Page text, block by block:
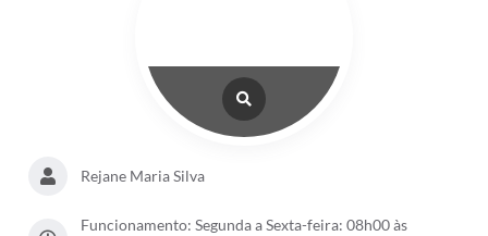
Rejane Maria Silva
Funcionamento: Segunda a Sexta-feira: 08h00 às